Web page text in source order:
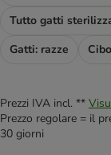
Tutto gatti
Gatti: razze
Prezzi IVA incl. **
Prezzo regolare = il
30 giorni